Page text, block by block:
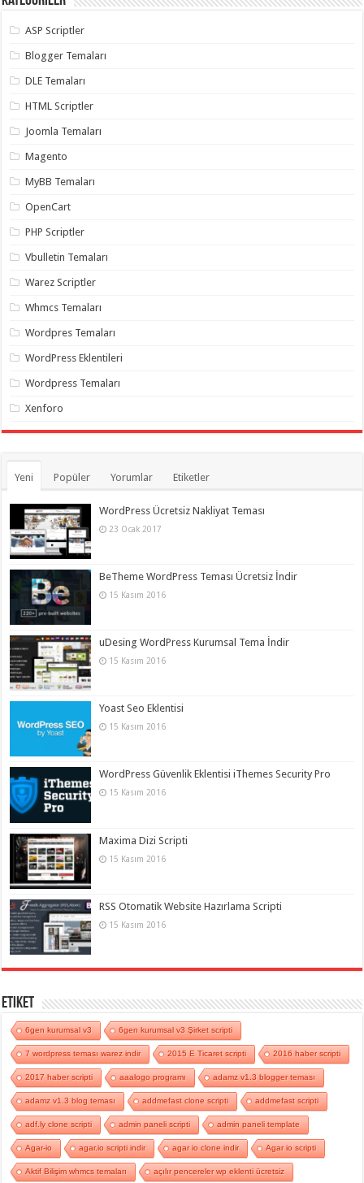
evden
taşımacılık,
organizasyon,
organizasyon,
organizasyon,
organizasyon,
organizasyon,
organizasyon,
palyaço,
takipçi
twitter
hilesi ,
instagram
takipçi
hilesi
ASP Scriptler
Blogger Temaları
DLE Temaları
HTML Scriptler
Joomla Temaları
Magento
MyBB Temaları
OpenCart
PHP Scriptler
Vbulletin Temaları
Warez Scriptler
Whmcs Temaları
Wordpres Temaları
WordPress Eklentileri
Wordpress Temaları
Xenforo
Yeni Popüler Yorumlar Etiketler
WordPress Ücretsiz Nakliyat Teması
23 Ocak 2017
BeTheme WordPress Teması Ücretsiz İndir
15 Kasım 2016
uDesing WordPress Kurumsal Tema İndir
15 Kasım 2016
Yoast Seo Eklentisi
15 Kasım 2016
WordPress Güvenlik Eklentisi iThemes Security Pro
15 Kasım 2016
Maxima Dizi Scripti
15 Kasım 2016
RSS Otomatik Website Hazırlama Scripti
15 Kasım 2016
Etiket
6gen kurumsal v3 6gen kurumsal v3 Şirket scripti
7 wordpress teması warez indir 2015 E Ticaret scripti 2016 haber scripti
2017 haber scripti aaalogo programı adamz v1.3 blogger teması
adamz v1.3 blog teması addmefast clone scripti addmefast scripti
adf.ly clone scripti admin paneli scripti admin paneli template
Agar-io agar.io scripti indir agar io clone indir Agar io scripti
Aktif Bilişim whmcs temaları açılır pencereler wp eklenti ücretsiz